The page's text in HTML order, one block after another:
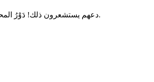
دعهم يستشعرون ذلك! دَوْرُ المحرّكات، والمحركات القوية، وإثارة السرعة، وراحة المقصورة الداخلية أثناء مشاهدتهم فيديوهات عروض السيارات. مع فيديوهات سيارات سباين، اترك أثرًا لا يُنسى.